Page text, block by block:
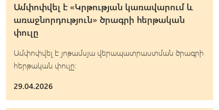
Ամփոփվել է «Կրթության կառավարում և
առաջնորդություն» ծրագրի հերթական
փուլը
Ամփոփվել է յոթամսյա վերապատրաստման ծրագրի
հերթական փուլը։
29.04.2026